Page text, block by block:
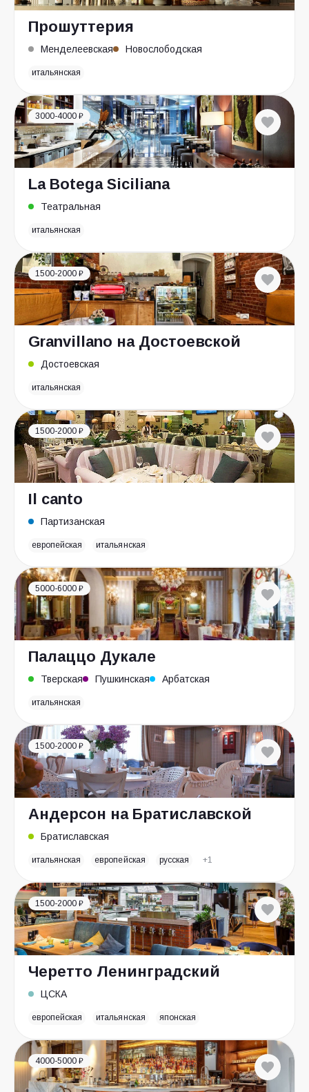
Прошуттерия
Менделеевская Новослободская
итальянская
3000-4000 ₽
La Botega Siciliana
Театральная
итальянская
1500-2000 ₽
Granvillano на Достоевской
Достоевская
итальянская
1500-2000 ₽
Il canto
Партизанская
европейская итальянская
5000-6000 ₽
Палаццо Дукале
Тверская Пушкинская Арбатская
итальянская
1500-2000 ₽
Андерсон на Братиславской
Братиславская
итальянская европейская русская +1
1500-2000 ₽
Черетто Ленинградский
ЦСКА
европейская итальянская японская
4000-5000 ₽